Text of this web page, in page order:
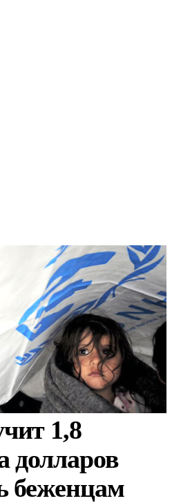
1,8
долларов
беженцам